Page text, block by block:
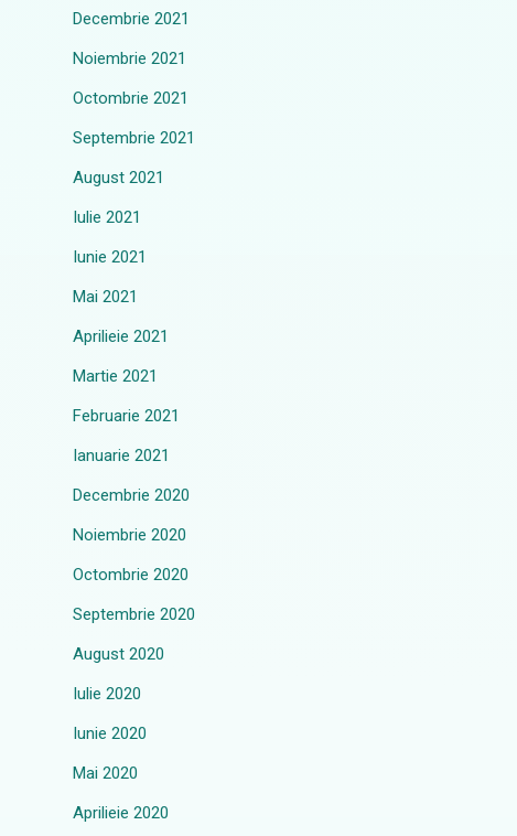
Decembrie 2021
Noiembrie 2021
Octombrie 2021
Septembrie 2021
August 2021
Iulie 2021
Iunie 2021
Mai 2021
Aprilieie 2021
Martie 2021
Februarie 2021
Ianuarie 2021
Decembrie 2020
Noiembrie 2020
Octombrie 2020
Septembrie 2020
August 2020
Iulie 2020
Iunie 2020
Mai 2020
Aprilieie 2020